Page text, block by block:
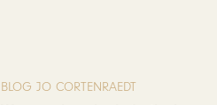
BLOG JO CORTENRAEDT